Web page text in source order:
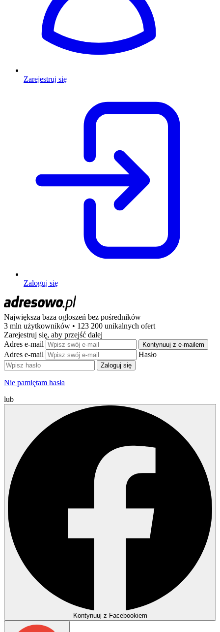
Zarejestruj się
Zaloguj się
Największa baza ogłoszeń bez pośredników
3 mln użytkowników • 123 200 unikalnych ofert
Zarejestruj się, aby przejść dalej
Adres e-mail
Kontynuuj z e-mailem
Adres e-mail Hasło
Zaloguj się
Nie pamiętam hasła
lub
Kontynuuj z Facebookiem